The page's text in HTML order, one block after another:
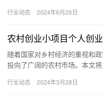
今…
行业动态 2024年6月26日
农村创业小项目个人创
随着国家对乡村经济的重视和
投向了广阔的农村市场。本文
殖…
行业动态 2024年3月28日